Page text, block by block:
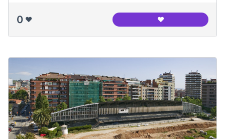
0 ❤️ ❤️Canòdrom